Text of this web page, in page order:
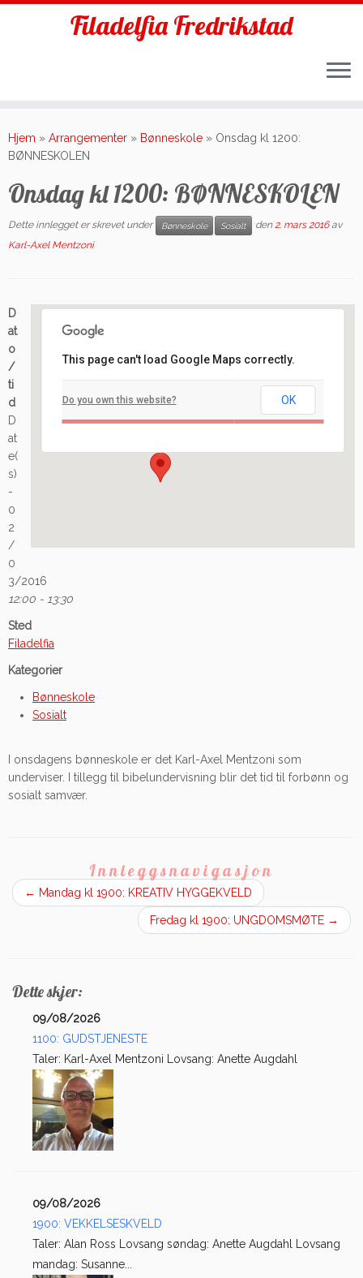
to
content
Filadelfia Fredrikstad
Hjem » Arrangementer » Bønneskole » Onsdag kl 1200:
BØNNESKOLEN
Onsdag kl 1200: BØNNESKOLEN
Dette innlegget er skrevet under Bønneskole Sosialt den2. mars 2016 av
Karl-Axel Mentzoni
Arrangement
This page can't load Google Maps correctly.
Do you own this website? OK
D
at
o
/
ti
d
D
at
e(
s)
-
0
2
/
0
3/2016
12:00 - 13:30
Sted
Filadelfia
Kategorier
Bønneskole
Sosialt
I onsdagens bønneskole er det Karl-Axel Mentzoni som
underviser. I tillegg til bibelundervisning blir det tid til forbønn og
sosialt samvær.
Innleggsnavigasjon
← Mandag kl 1900: KREATIV HYGGEKVELD
Fredag kl 1900: UNGDOMSMØTE →
Dette skjer:
09/08/2026
1100: GUDSTJENESTE
Taler: Karl-Axel Mentzoni Lovsang: Anette Augdahl
09/08/2026
1900: VEKKELSESKVELD
Taler: Alan Ross Lovsang søndag: Anette Augdahl Lovsang
mandag: Susanne...